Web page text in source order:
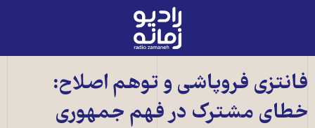
رادیو
زمانه
صفحه
اصلی
فانتزی فروپاشی و توهم اصلاح:
خطای مشترک در فهم جمهوری